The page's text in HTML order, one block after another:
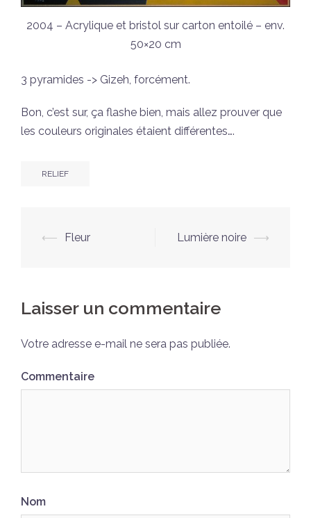
2004 – Acrylique et bristol sur carton entoilé – env.
50×20 cm
3 pyramides -> Gizeh, forcément.
Bon, c’est sur, ça flashe bien, mais allez prouver que
les couleurs originales étaient différentes….
RELIEF
Navigation
⟵ Fleur Lumière noire ⟶
Laisser un commentaire
Votre adresse e-mail ne sera pas publiée.
Commentaire
Nom